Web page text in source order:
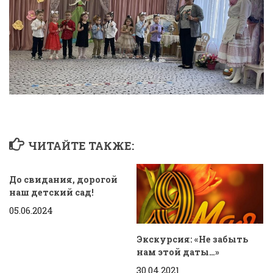
ЧИТАЙТЕ ТАКЖЕ:
До свидания, дорогой
наш детский сад!
05.06.2024
Экскурсия: «Не забыть
нам этой даты…»
30.04.2021